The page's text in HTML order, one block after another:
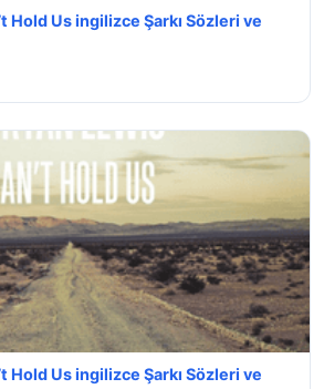
Hold Us ingilizce Şarkı Sözleri ve
Hold Us ingilizce Şarkı Sözleri ve